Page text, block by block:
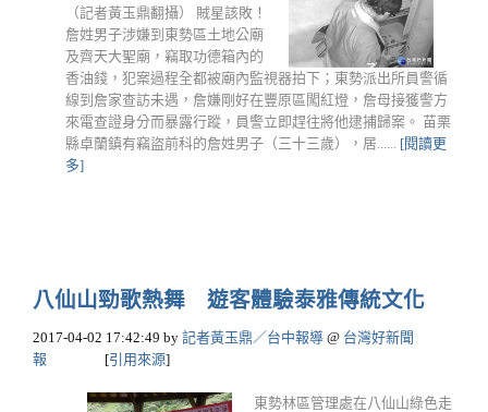
（記者黃玉鼎翻攝） 賊星該敗！
詹姓男子涉嫌到東勢區土地公廟
及齊天大聖廟，竊取功德箱內的
香油錢，犯案過程全都被廟內監視器拍下；東勢派出所員警循
線到詹家查訪未遇，詹嫌剛好在豐原區闖紅燈，詹母接獲警方
來電查證身分而暴露行蹤，員警立即趕往將他逮捕歸案。 苗栗
縣卓蘭鎮有竊盜前科的詹姓男子（三十三歲），居...... [閱讀更
多]
八仙山勁歌熱舞 遊客體驗泰雅傳統文化
2017-04-02 17:42:49 by 記者黃玉鼎／台中報導 @ 台灣好新聞
報
[引用來源]
東勢林區管理處在八仙山綠色走